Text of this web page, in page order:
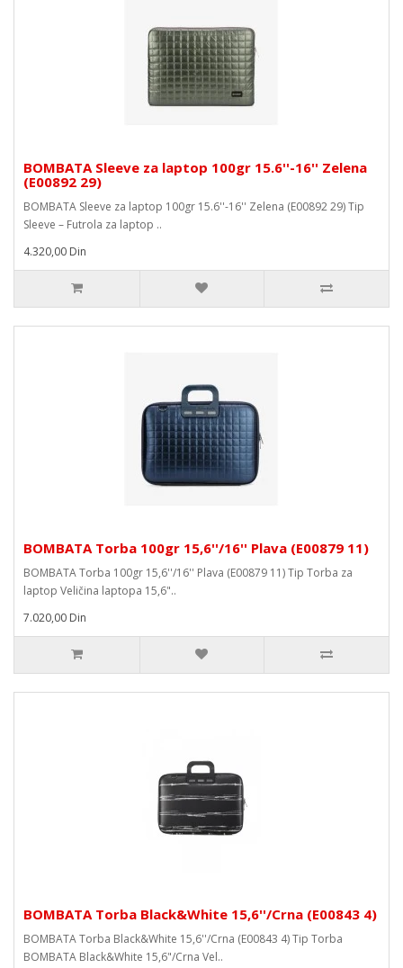
BOMBATA Sleeve za laptop 100gr 15.6''-16'' Zelena
(E00892 29)
BOMBATA Sleeve za laptop 100gr 15.6''-16'' Zelena (E00892 29) Tip
Sleeve – Futrola za laptop ..
4.320,00 Din
BOMBATA Torba 100gr 15,6''/16'' Plava (E00879 11)
BOMBATA Torba 100gr 15,6''/16'' Plava (E00879 11) Tip Torba za
laptop Veličina laptopa 15,6"..
7.020,00 Din
BOMBATA Torba Black&White 15,6''/Crna (E00843 4)
BOMBATA Torba Black&White 15,6''/Crna (E00843 4) Tip Torba
BOMBATA Black&White 15,6"/Crna Vel..